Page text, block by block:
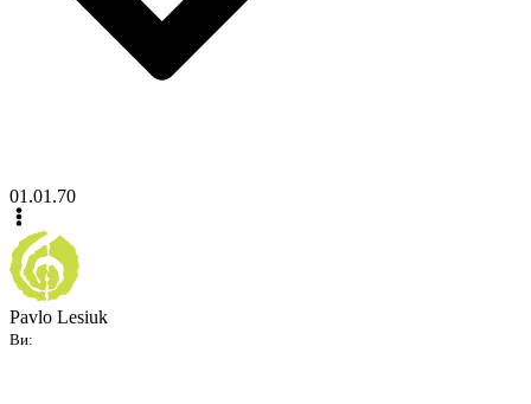
01.01.70
Pavlo Lesiuk
Ви: